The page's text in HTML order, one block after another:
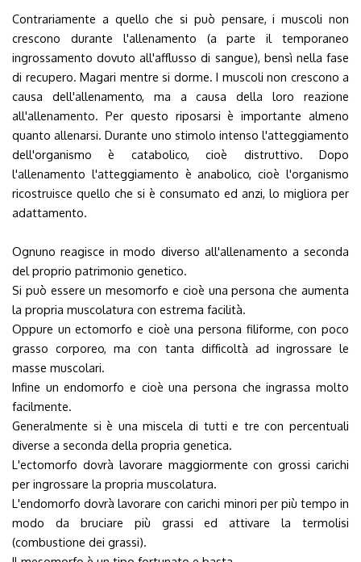
Contrariamente a quello che si può pensare, i muscoli non
crescono durante l'allenamento (a parte il temporaneo
ingrossamento dovuto all'afflusso di sangue), bensì nella fase
di recupero. Magari mentre si dorme. I muscoli non crescono a
causa dell'allenamento, ma a causa della loro reazione
all'allenamento. Per questo riposarsi è importante almeno
quanto allenarsi. Durante uno stimolo intenso l'atteggiamento
dell'organismo è catabolico, cioè distruttivo. Dopo
l'allenamento l'atteggiamento è anabolico, cioè l'organismo
ricostruisce quello che si è consumato ed anzi, lo migliora per
adattamento.
Ognuno reagisce in modo diverso all'allenamento a seconda
del proprio patrimonio genetico.
Si può essere un mesomorfo e cioè una persona che aumenta
la propria muscolatura con estrema facilità.
Oppure un ectomorfo e cioè una persona filiforme, con poco
grasso corporeo, ma con tanta difficoltà ad ingrossare le
masse muscolari.
Infine un endomorfo e cioè una persona che ingrassa molto
facilmente.
Generalmente si è una miscela di tutti e tre con percentuali
diverse a seconda della propria genetica.
L'ectomorfo dovrà lavorare maggiormente con grossi carichi
per ingrossare la propria muscolatura.
L'endomorfo dovrà lavorare con carichi minori per più tempo in
modo da bruciare più grassi ed attivare la termolisi
(combustione dei grassi).